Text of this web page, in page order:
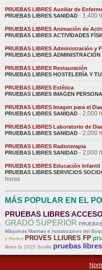
PRUEBAS LIBRES Auxiliar de
PRUEBAS LIBRES SANIDAD - 1,400
PRUEBAS LIBRES Animación de
PRUEBAS LIBRES ACTIVIDADES
PRUEBAS LIBRES Administración y
PRUEBAS LIBRES ADMINISTRACIÓN
PRUEBAS LIBRES Restauración
PRUEBAS LIBRES HOSTELERÍA Y
PRUEBAS LIBRES Estética
PRUEBAS LIBRES IMAGEN
PRUEBAS LIBRES Imagen para el
PRUEBAS LIBRES SANIDAD - 2,000
PRUEBAS LIBRES Laboratorio de
PRUEBAS LIBRES SANIDAD - 2,000
PRUEBAS LIBRES Radioterapia
PRUEBAS LIBRES SANIDAD - 2,000
PRUEBAS LIBRES Educación Infantil
PRUEBAS LIBRES SERVICIOS
horas
MÁS POPULAR EN EL
PRUEBAS LIBRES ACCESO
GRADO SUPERIOR
Máquinas Marinas e Instalaciones del
y Redes PROVES LLIURES FP
libres fp 2025 Sevilla pruebas